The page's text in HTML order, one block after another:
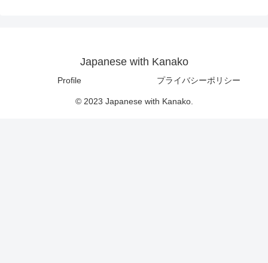
Japanese with Kanako
Profile プライバシーポリシー
© 2023 Japanese with Kanako.